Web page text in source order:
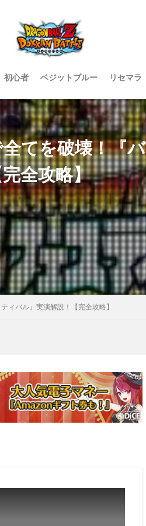
初心者 ベジットブルー リセマラ
てを破壊！『バ
全攻略】
ィバル』実演解説！【完全攻略】